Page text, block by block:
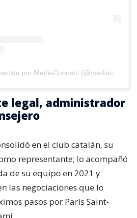
legal, administrador
en el club catalán, su
representante; lo acompañó
de su equipo en 2021 y
las negociaciones que lo
pasos por París Saint-